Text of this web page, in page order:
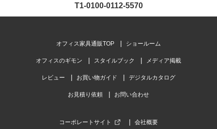
T1-0100-0112-5570
オフィス家具通販TOP ショールーム
オフィスのギモン スタイルブック メディア掲載
レビュー お買い物ガイド デジタルカタログ
お見積り依頼 お問い合わせ
コーポレートサイト 会社概要